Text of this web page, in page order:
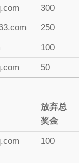
300
250
100
50
放弃总
奖金
100